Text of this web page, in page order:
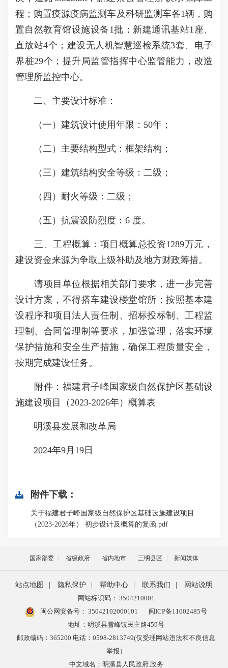
程；购置疫源疫病监测车及科研监测车各1辆，购
置自然教育馆设施设备1批；新建通讯基站1座、
直放站4个；建设无人机智慧巡检系统3套、电子
界桩29个；提升局监管指挥中心监管能力，改造
管理所监控中心。
二、主要设计标准：
（一）建筑设计使用年限：50年；
（二）主要结构型式：框架结构；
（三）建筑结构安全等级：二级；
（四）耐火等级：二级；
（五）抗震设防烈度：6 度。
三、工程概算：项目概算总投资1289万元，
建设资金来源为争取上级补助及地方财政筹措。
请项目单位根据相关部门要求，进一步完善
设计方案，不得搭车建设楼堂馆所；按照基本建
设程序和项目法人责任制、招标投标制、工程监
理制、合同管理制等要求，加强管理，落实环境
保护措施和安全生产措施，确保工程质量安全，
按期完成建设任务。
附件：福建君子峰国家级自然保护区基础设
施建设项目（2023-2026年）概算表
明溪县发展和改革局
2024年9月19日
附件下载：
关于福建君子峰国家级自然保护区基础设施建设项目
（2023-2026年） 初步设计及概算的复函.pdf
国家部委 省级政府 省内地市 三明县区 新闻媒体
站点地图 隐私保护 帮助中心 联系我们
网站说明
网站标识码： 3504210001
闽公网安备号： 35042102000101
闽ICP备11002485号
地址：明溪县雪峰镇民主路459号
邮政编码：365200 电话：0598-2813749(仅受理网站违法和不良信息
举报）
中文域名：明溪县人民政府.政务